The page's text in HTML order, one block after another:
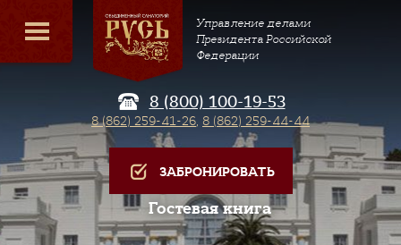
Управление делами
Президента Российской
Федерации
8 (800) 100-19-53
8 (862) 259-41-26, 8 (862) 259-44-44
ЗАБРОНИРОВАТЬ
Гостевая книга